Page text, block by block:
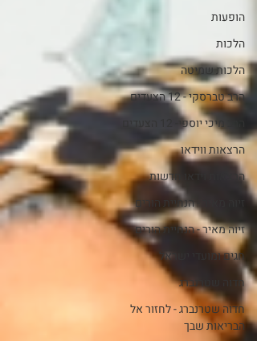
הופעות
הלכות
הלכות שמיטה
הרב טברסקי - 12 הצעדים
הרב מיכי יוספי- 12 הצעדים
הרצאות ווידאו
הרצאות וידאו חדשות
זיוה מאיר - הנחיית הורים
זיוה מאיר - הנחיית הורים
חגים ומועדי ישראל
חדוה שטרנברג
חדוה שטרנברג - לחזור אל
הבריאות שבך